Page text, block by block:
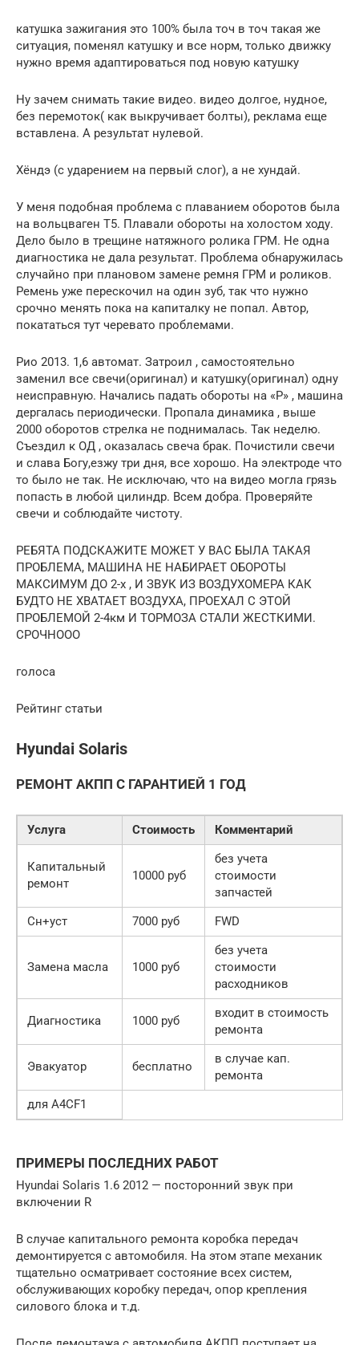
катушка зажигания это 100% была точ в точ такая же
ситуация, поменял катушку и все норм, только движку
нужно время адаптироваться под новую катушку
Ну зачем снимать такие видео. видео долгое, нудное,
без перемоток( как выкручивает болты), реклама еще
вставлена. А результат нулевой.
Хёндэ (с ударением на первый слог), а не хундай.
У меня подобная проблема с плаванием оборотов была
на вольцваген Т5. Плавали обороты на холостом ходу.
Дело было в трещине натяжного ролика ГРМ. Не одна
диагностика не дала результат. Проблема обнаружилась
случайно при плановом замене ремня ГРМ и роликов.
Ремень уже перескочил на один зуб, так что нужно
срочно менять пока на капиталку не попал. Автор,
покататься тут черевато проблемами.
Рио 2013. 1,6 автомат. Затроил , самостоятельно
заменил все свечи(оригинал) и катушку(оригинал) одну
неисправную. Начались падать обороты на «Р» , машина
дергалась периодически. Пропала динамика , выше
2000 оборотов стрелка не поднималась. Так неделю.
Съездил к ОД , оказалась свеча брак. Почистили свечи
и слава Богу,езжу три дня, все хорошо. На электроде что
то было не так. Не исключаю, что на видео могла грязь
попасть в любой цилиндр. Всем добра. Проверяйте
свечи и соблюдайте чистоту.
РЕБЯТА ПОДСКАЖИТЕ МОЖЕТ У ВАС БЫЛА ТАКАЯ
ПРОБЛЕМА, МАШИНА НЕ НАБИРАЕТ ОБОРОТЫ
МАКСИМУМ ДО 2-х , И ЗВУК ИЗ ВОЗДУХОМЕРА КАК
БУДТО НЕ ХВАТАЕТ ВОЗДУХА, ПРОЕХАЛ С ЭТОЙ
ПРОБЛЕМОЙ 2-4км И ТОРМОЗА СТАЛИ ЖЕСТКИМИ.
СРОЧНООО
голоса
Рейтинг статьи
Hyundai Solaris
РЕМОНТ АКПП С ГАРАНТИЕЙ 1 ГОД
Услуга Стоимость Комментарий
Капитальный
ремонт
10000 руб
без учета
стоимости
запчастей
Сн+уст
7000 руб FWD
Замена масла 1000 руб
без учета
стоимости
расходников
Диагностика 1000 руб
входит в стоимость
ремонта
Эвакуатор бесплатно
в случае кап.
ремонта
для A4CF1
ПРИМЕРЫ ПОСЛЕДНИХ РАБОТ
Hyundai Solaris 1.6 2012 — посторонний звук при
включении R
В случае капитального ремонта коробка передач
демонтируется с автомобиля. На этом этапе механик
тщательно осматривает состояние всех систем,
обслуживающих коробку передач, опор крепления
силового блока и т.д.